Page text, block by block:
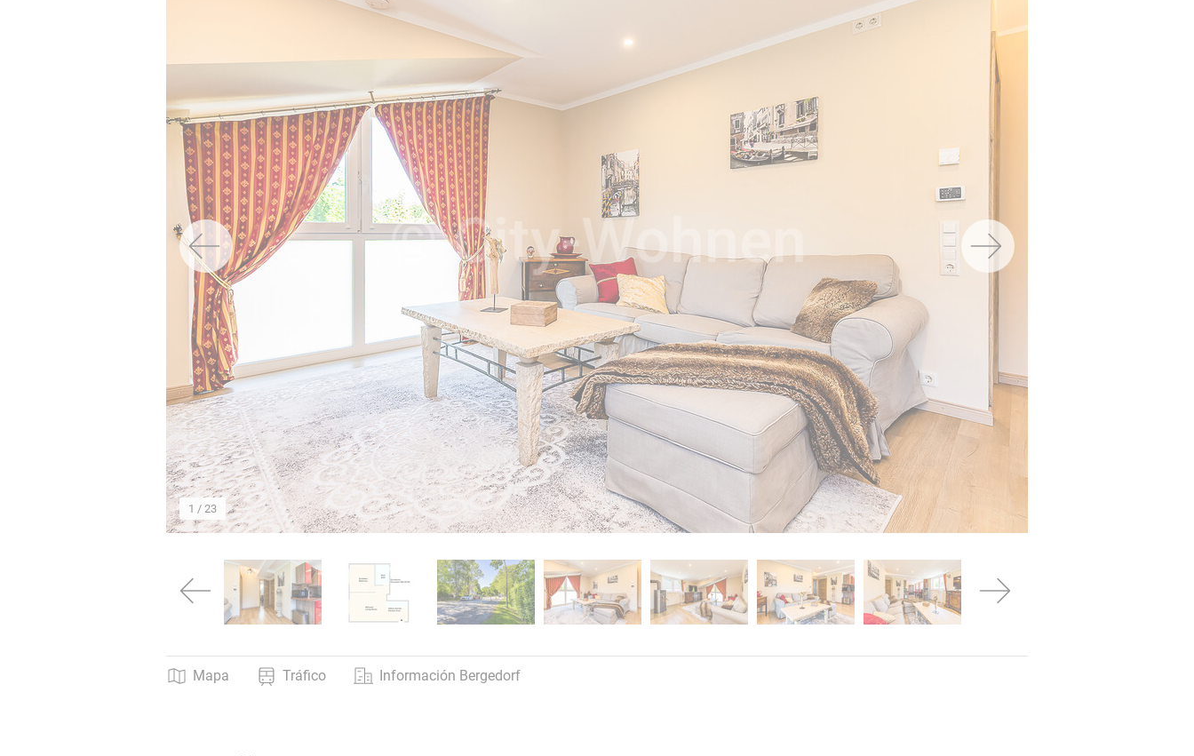
1 / 23
→
→
Mapa Tráfico Información Bergedorf